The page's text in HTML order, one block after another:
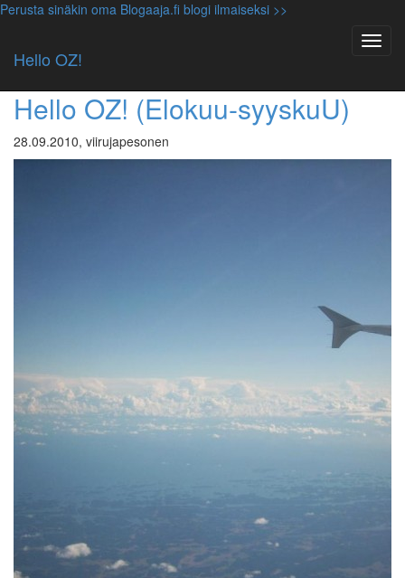
Perusta sinäkin oma Blogaaja.fi blogi ilmaiseksi >>
Hello OZ!
Luokittelematon
Hello OZ! (Elokuu-syyskuU)
28.09.2010, viirujapesonen